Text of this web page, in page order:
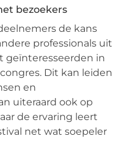
bezoekers
de kans
professionals uit
geïnteresseerden in
Dit kan leiden
en
uiteraard ook op
de ervaring leert
net wat soepeler